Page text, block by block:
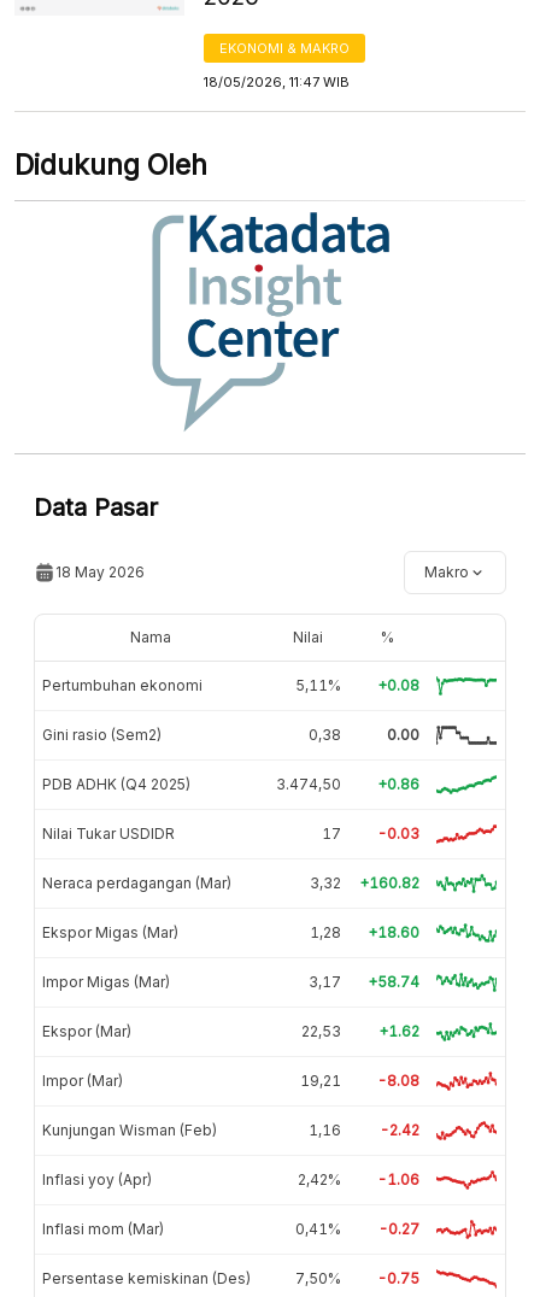
EKONOMI & MAKRO
18/05/2026, 11:47 WIB
Didukung Oleh
Data Pasar
18 May 2026 Makro
Nama Nilai %
Pertumbuhan ekonomi 5,11% +0.08
Gini rasio (Sem2) 0,38 0.00
PDB ADHK (Q4 2025) 3.474,50 +0.86
Nilai Tukar USDIDR 17 -0.03
Neraca perdagangan (Mar) 3,32 +160.82
Ekspor Migas (Mar) 1,28 +18.60
Impor Migas (Mar) 3,17 +58.74
Ekspor (Mar) 22,53 +1.62
Impor (Mar) 19,21 -8.08
Kunjungan Wisman (Feb) 1,16 -2.42
Inflasi yoy (Apr) 2,42% -1.06
Inflasi mom (Mar) 0,41% -0.27
Persentase kemiskinan (Des) 7,50% -0.75